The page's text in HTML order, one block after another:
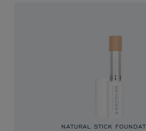
NATURAL STICK